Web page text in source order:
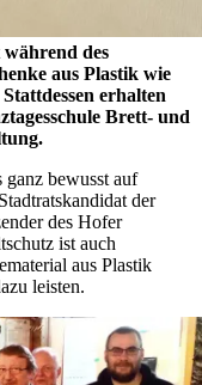
des
aus Plastik wie
erhalten
Brett- und
ganz bewusst auf
der
des Hofer
ist auch
aus Plastik
leisten.